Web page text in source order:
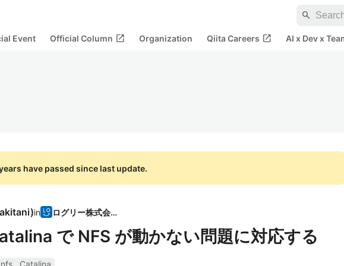
search
Event Official Column open_in_new Organization Qiita Careers open_in_new AI x Dev x
have passed since last update.
)in ログリー株式会社
で NFS が動かない問題に対応する
nfs
Catalina